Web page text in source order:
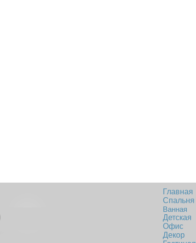
Главная
Спальня
Ванная
Детская
Офис
Декор